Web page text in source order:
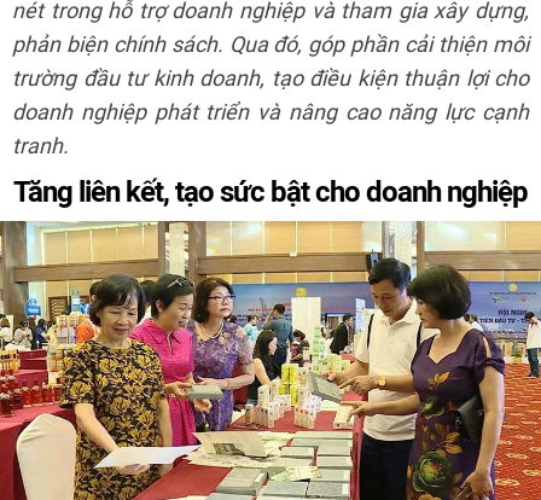
nét trong hỗ trợ doanh nghiệp và tham gia xây dựng,
phản biện chính sách. Qua đó, góp phần cải thiện môi
trường đầu tư kinh doanh, tạo điều kiện thuận lợi cho
doanh nghiệp phát triển và nâng cao năng lực cạnh
tranh.
Tăng liên kết, tạo sức bật cho doanh nghiệp